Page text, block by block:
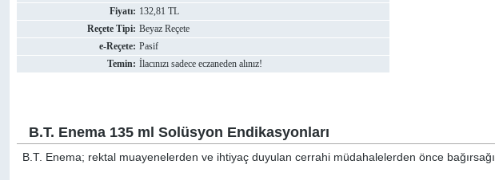
Fiyatı: 132,81 TL
Reçete Tipi: Beyaz Reçete
e-Reçete: Pasif
Temin: İlacınızı sadece eczaneden alınız!
B.T. Enema 135 ml Solüsyon Endikasyonları
B.T. Enema; rektal muayenelerden ve ihtiyaç duyulan cerrahi müdahalelerden önce